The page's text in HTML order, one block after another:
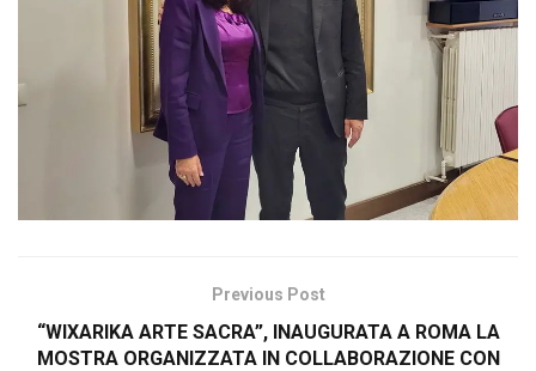
Previous Post
“WIXARIKA ARTE SACRA”, INAUGURATA A ROMA LA
MOSTRA ORGANIZZATA IN COLLABORAZIONE CON